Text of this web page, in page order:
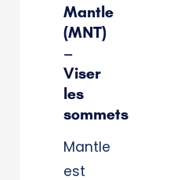
Mantle
(MNT)
–
Viser
les
sommets
Mantle
est